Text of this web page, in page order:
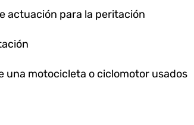
actuación para la peritación
una motocicleta o ciclomotor usados